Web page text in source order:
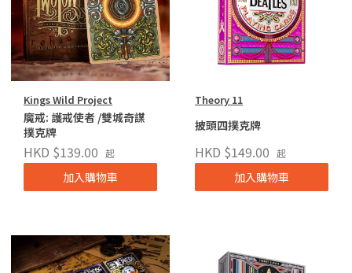
Kings Wild Project
魔戒: 護戒使者 /雙城奇謀
撲克牌
HKD $139.00 起
加入購物車
Theory 11
披頭四撲克牌
HKD $149.00 起
加入購物車